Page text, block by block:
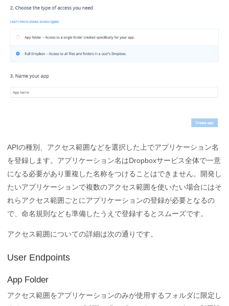
APIの種別、アクセス範囲などを選択した上でアプリケーション名
を登録します。アプリケーション名はDropboxサービス全体で一意
になる必要があり重複した名称をつけることはできません。開発し
たいアプリケーションで複数のアクセス範囲を使いたい場合にはそ
れらアクセス範囲ごとにアプリケーションの登録が必要となるの
で、命名規則なども準備したうえで登録するとスムーズです。
アクセス範囲についての詳細は次の通りです。
User Endpoints
App Folder
アクセス範囲をアプリケーションのみが使用するフォルダに限定し